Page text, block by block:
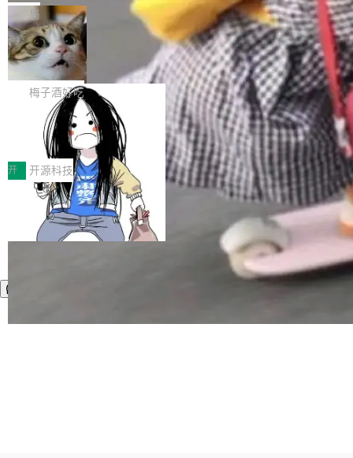
可控性和代码质量提出了更高要求。 首先是数据
安全与合规要求。对于大多数普通研发场景，公
有云模型能够满足快速试用和效率提升的需求。
但对于金融、能源、医疗等对数据安全要求较...
各业的Agent走向规模化建设，算力构成形态逐
渐丰富，用户关注的重点也在发生变化：不只是
让AI用起来，还要进一步看清混合算力时代下，
Token花在哪里、算力是否被充分利用，以及持
续增长的AI成本该如何优化。 深信服AI算力网关
正是围绕这些实际问题，从Token治理和成本治
理两个方面，让用户的每一份算力都看得清、管
得住、用得稳、省得下、更安全！ 一、从现在开
始，Token使用一目...
Bigtable 作者之一。TensorFlow 的作者之一。
Gemini 的架构师。Google 首席科学家。 Jeff D
ean 在 Google 工作了 27 年后，宣布离职。 他
不是一个人走。一同离开的还有 Sanjay Ghema
wat（Google 员工编号 23，Jeff Dean 二十多
年的编程搭档，MapReduce 和 Bigtable 的共同
作者）、Quoc Le（Google 大脑核心成员，Se
q2Seq 和 DocAI 的共同发明人）以及 Oriol Vin
yals（Gemini 联合负责人，AlphaSta...
局
🔥 SolonCode v2026.8.4 发布：界面
字体可调、22 种语言、记忆搜索增强
打开终端就能上岗的全中文编码智能体，这一轮
把「看得清、用母语、记得住」三件事一次补
齐。 SolonCode 是什么 SolonCode 是杭州无
耳科技研发的企业级终端编码智能体——一位全
中文驱动的数字员工，自主理解需求、规划步
骤、编写代码。不挑模型、不挑平台，curl 一行
装完即用。 开源地址：Gitee · GitCode · GitHu
b 安装 支持 Java 8+（8~26）、macOS / Linu
x / Windows / Harmony PC。 # macOS / Linu
x / Harmony PC curl -fsSL https://solon.noea
梅子酒好吃
让“代码语义理解”深度释放AI Coding
价值潜能：华为云码道（CodeArts）
代码仓技术解析
一、代码仓深度理解技术的作用与价值 在软件工
程实践中，代码仓是企业核心知识资产的主要载
体。企业级代码仓库通常包含数十万乃至数百万
个文件，其规模远超单次模型调用可承载的上下
文窗口。随着项目规模的持续扩张与代码历史的
不断累积，代码仓中的模块关系、接口契约、业
务逻辑等关键信息往往分散于数十乃至数百个文
件之中，形成高度复杂的知识关联网络。传统的
开 开源科技